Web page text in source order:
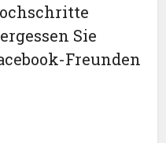
Sie
Freunden